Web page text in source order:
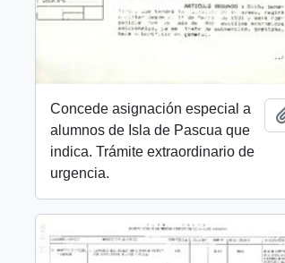
Concede asignación especial a
alumnos de Isla de Pascua que
indica. Trámite extraordinario de
urgencia.